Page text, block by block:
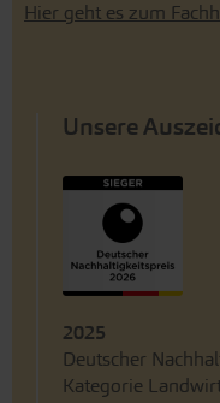
Hier geht es zum
Unsere
2025
Deutscher
Kategorie